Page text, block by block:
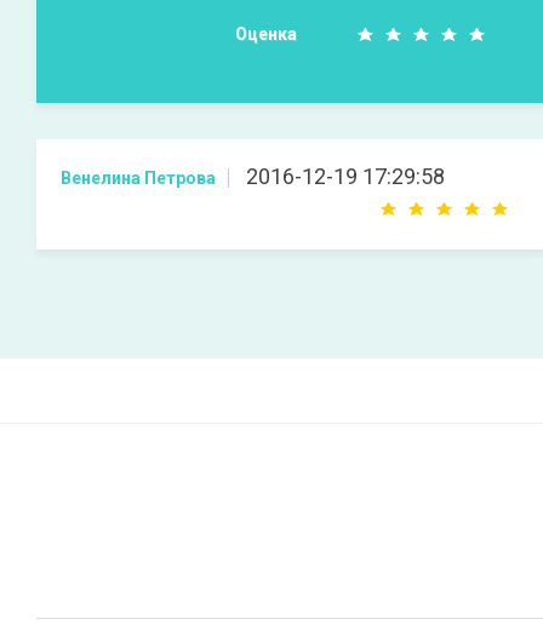
Оценка
Венелина Петрова 2016-12-19 17:29:58